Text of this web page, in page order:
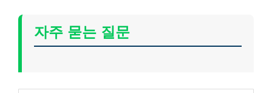
자주 묻는 질문